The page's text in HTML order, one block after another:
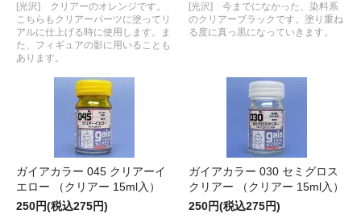
[光沢] クリアーのオレンジです。
こちらもクリアーパーツに塗ってリ
アルに仕上げる時に使用します。ま
た、フィギュアの影に用いることも
あります。
[光沢] 今までになかった、染料系
のクリアーブラックです。塗り重ね
る度に真っ黒になっていきます。
ガイアカラー 045 クリアーイ
エロー （クリアー 15ml入）
250円(税込275円)
ガイアカラー 030 セミグロス
クリアー （クリアー 15ml入）
250円(税込275円)